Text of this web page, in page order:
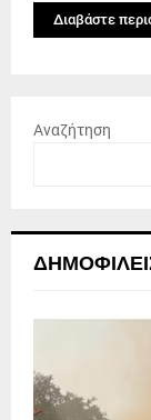
Διαβάστε
Αναζήτηση